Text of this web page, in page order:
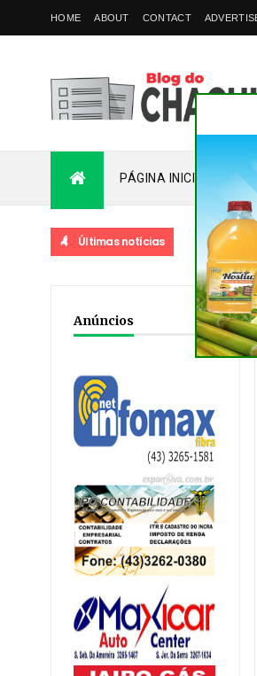
HOME ABOUT CONTACT
PÁGINA INICIAL
Últimas notícias
Anúncios